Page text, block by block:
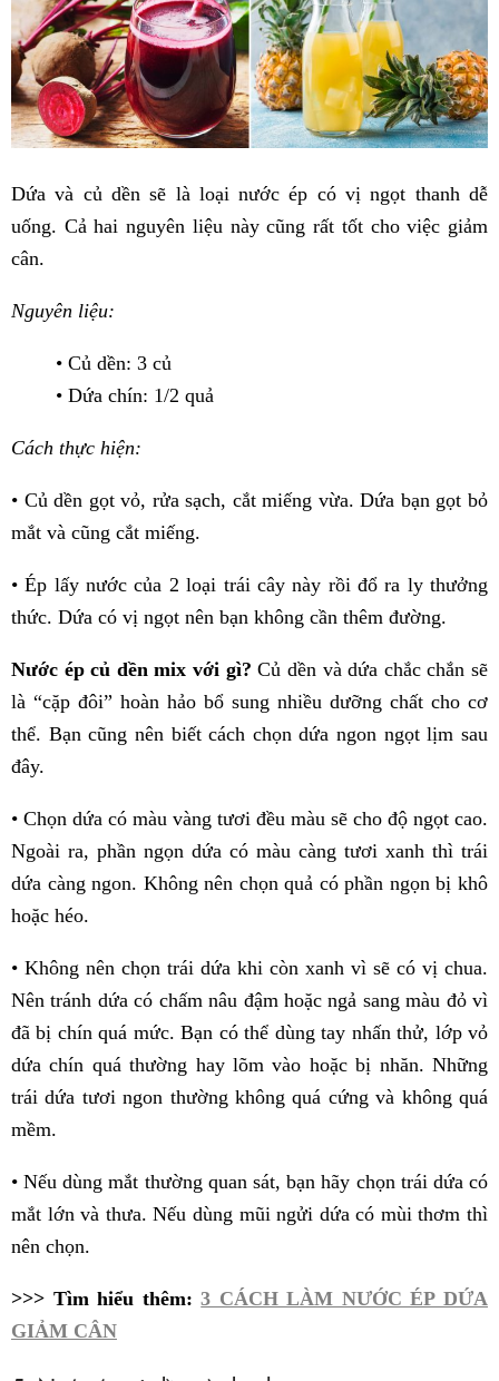
Dứa và củ dền sẽ là loại nước ép có vị ngọt thanh dễ
uống. Cả hai nguyên liệu này cũng rất tốt cho việc giảm
cân.
Nguyên liệu:
• Củ dền: 3 củ
• Dứa chín: 1/2 quả
Cách thực hiện:
• Củ dền gọt vỏ, rửa sạch, cắt miếng vừa. Dứa bạn gọt bỏ
mắt và cũng cắt miếng.
• Ép lấy nước của 2 loại trái cây này rồi đổ ra ly thưởng
thức. Dứa có vị ngọt nên bạn không cần thêm đường.
Nước ép củ dền mix với gì? Củ dền và dứa chắc chắn sẽ
là “cặp đôi” hoàn hảo bổ sung nhiều dưỡng chất cho cơ
thể. Bạn cũng nên biết cách chọn dứa ngon ngọt lịm sau
đây.
• Chọn dứa có màu vàng tươi đều màu sẽ cho độ ngọt cao.
Ngoài ra, phần ngọn dứa có màu càng tươi xanh thì trái
dứa càng ngon. Không nên chọn quả có phần ngọn bị khô
hoặc héo.
• Không nên chọn trái dứa khi còn xanh vì sẽ có vị chua.
Nên tránh dứa có chấm nâu đậm hoặc ngả sang màu đỏ vì
đã bị chín quá mức. Bạn có thể dùng tay nhấn thử, lớp vỏ
dứa chín quá thường hay lõm vào hoặc bị nhăn. Những
trái dứa tươi ngon thường không quá cứng và không quá
mềm.
• Nếu dùng mắt thường quan sát, bạn hãy chọn trái dứa có
mắt lớn và thưa. Nếu dùng mũi ngửi dứa có mùi thơm thì
nên chọn.
>>> Tìm hiểu thêm:3 CÁCH LÀM NƯỚC ÉP DỨA
GIẢM CÂN